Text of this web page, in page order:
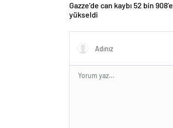
Gazze’de can kaybı 52 bin 908’e
yükseldi